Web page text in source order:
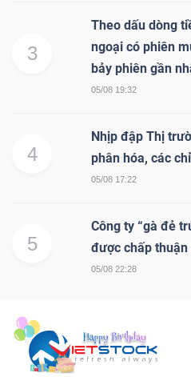
3
Theo dấu dòng
ngoại có phiên
bảy phiên gần
05/08 19:32
4
Nhịp đập Thị
phân hóa, các
05/08 17:22
5
Công ty “gà đẻ
được chấp thuận
05/08 22:28
Cổ phiếu Chỉ
đạo
Tin
Bài
viết